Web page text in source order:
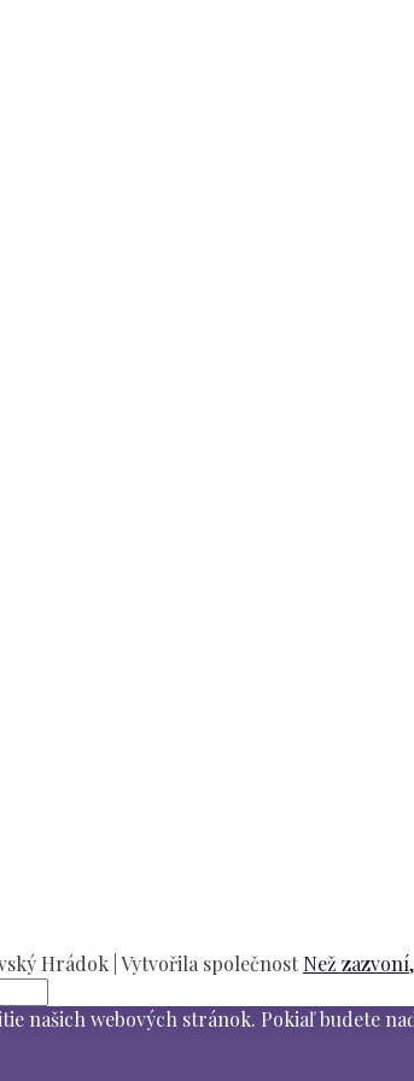
Hrádok | Vytvořila společnost Než
našich webových stránok. Pokiaľ budete